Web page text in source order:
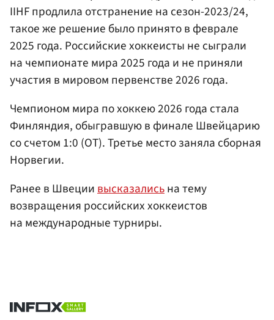
IIHF продлила отстранение на сезон-2023/24,
такое же решение было принято в феврале
2025 года. Российские хоккеисты не сыграли
на чемпионате мира 2025 года и не приняли
участия в мировом первенстве 2026 года.
Чемпионом мира по хоккею 2026 года стала
Финляндия, обыгравшую в финале Швейцарию
со счетом 1:0 (ОТ). Третье место заняла сборная
Норвегии.
Ранее в Швециивысказалисьна тему
возвращения российских хоккеистов
на международные турниры.